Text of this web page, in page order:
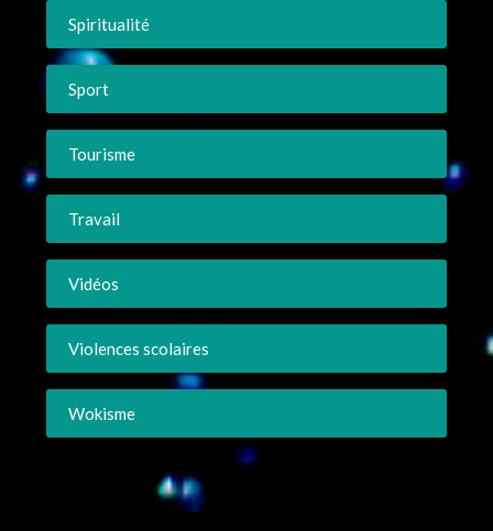
Spiritualité
Sport
Tourisme
Travail
Vidéos
Violences scolaires
Wokisme